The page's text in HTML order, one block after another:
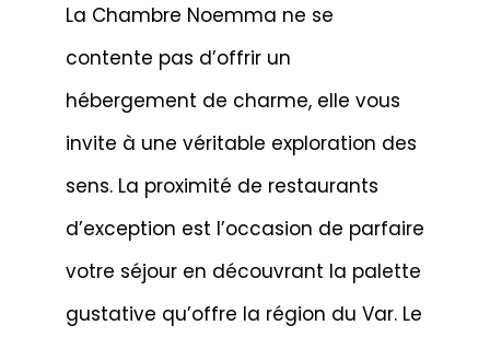
La Chambre Noemma ne se
contente pas d’offrir un
hébergement de charme, elle vous
invite à une véritable exploration des
sens. La proximité de restaurants
d’exception est l’occasion de parfaire
votre séjour en découvrant la palette
gustative qu’offre la région du Var. Le